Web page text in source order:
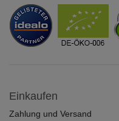
Einkaufen
Zahlung und Versand